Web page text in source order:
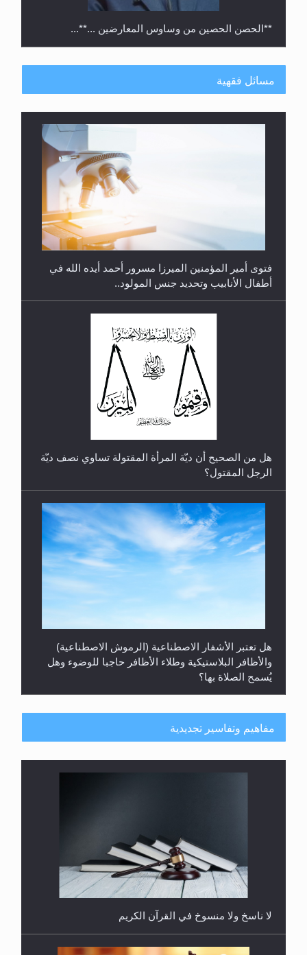
**الحصن الحصين من وساوس المعارضين ...**...
رأيٌ في لغة المسيح الموعود عليه السلام.. 4...
مسائل فقهية
فتوى أمير المؤمنين الميرزا مسرور أحمد أيده الله في
أطفال الأنابيب وتحديد جنس المولود..
هل من الصحيح أن ديّة المرأة المقتولة تساوي نصف ديّة
الرجل المقتول؟
هل تعتبر الأشفار الاصطناعية (الرموش الاصطناعية)
والأظافر البلاستيكية وطلاء الأظافر حاجبا للوضوء وهل
يُسمح الصلاة بها؟
هل يُحسب حول الزكاة وفق السنة الميلادية أو الهجرية؟
مفاهيم وتفاسير تجديدية
لا ناسخ ولا منسوخ في القرآن الكريم